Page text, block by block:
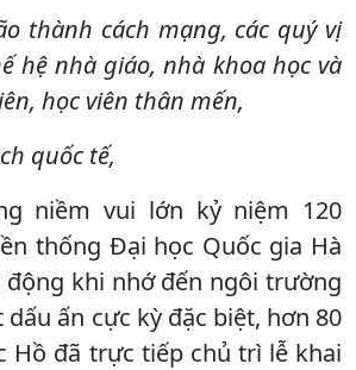
thành cách mạng, các quý vị
hệ nhà giáo, nhà khoa học và
học viên thân mến,
quốc tế,
niềm vui lớn kỷ niệm 120
thống Đại học Quốc gia Hà
động khi nhớ đến ngôi trường
ấn cực kỳ đặc biệt, hơn 80
Hồ đã trực tiếp chủ trì lễ khai